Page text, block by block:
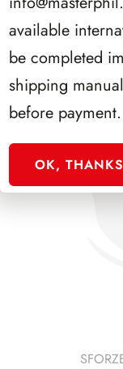
available
be completed
shipping
before payment.
OK,